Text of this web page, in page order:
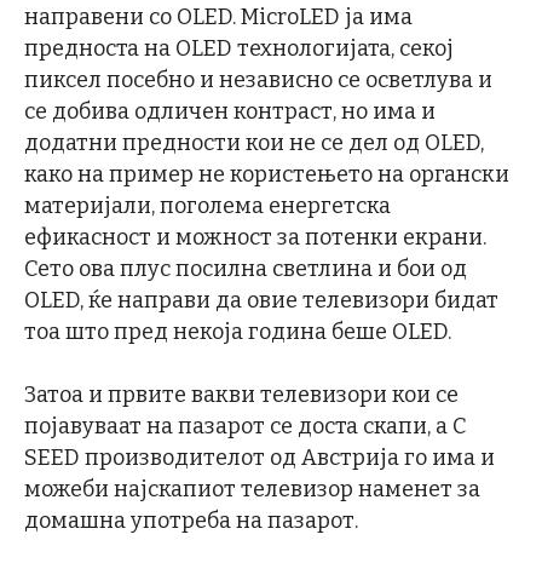
направени со OLED. MicroLED ја има
предноста на OLED технологијата, секој
пиксел посебно и независно се осветлува и
се добива одличен контраст, но има и
додатни предности кои не се дел од OLED,
како на пример не користењето на органски
материјали, поголема енергетска
ефикасност и можност за потенки екрани.
Сето ова плус посилна светлина и бои од
OLED, ќе направи да овие телевизори бидат
тоа што пред некоја година беше OLED.
Затоа и првите вакви телевизори кои се
појавуваат на пазарот се доста скапи, а C
SEED производителот од Австрија го има и
можеби најскапиот телевизор наменет за
домашна употреба на пазарот.